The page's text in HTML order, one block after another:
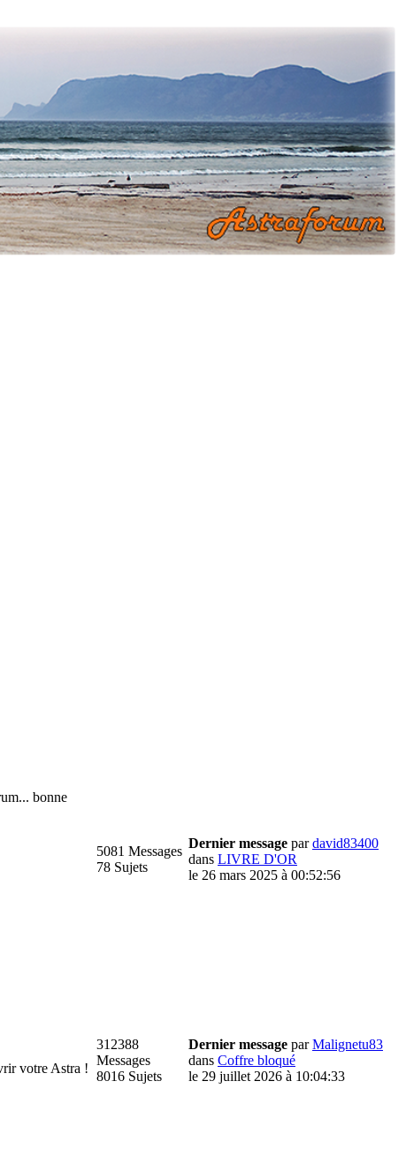
bonne
5081 Messages
78 Sujets
Dernier message pardavid83400
dans LIVRE D'OR
le 26 mars 2025 à 00:52:56
votre Astra !
312388
Messages
8016 Sujets
Dernier message parMalignetu83
dans Coffre bloqué
le 29 juillet 2026 à 10:04:33